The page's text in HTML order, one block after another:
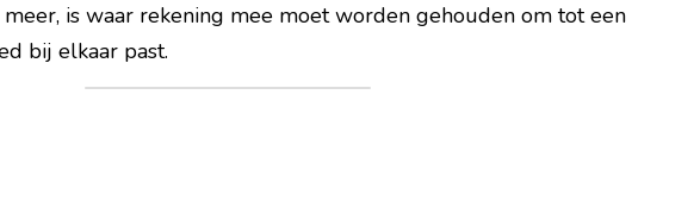
is waar rekening mee moet worden gehouden om tot een
bij elkaar past.